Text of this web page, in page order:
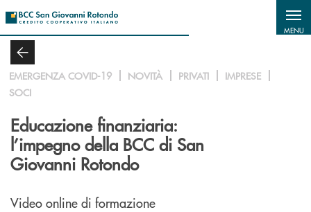
MENU
EMERGENZA COVID-19 NOVITÀ PRIVATI
IMPRESE
SOCI
Educazione finanziaria:
l’impegno della BCC di San
Giovanni Rotondo
Video online di formazione